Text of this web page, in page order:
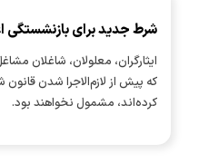
شرط جدید برای بازنشستگی
ایثارگران، معلولان، شاغلان
که پیش از لازم‌الاجرا شدن قانون
کرده‌اند، مشمول نخواهند بود.